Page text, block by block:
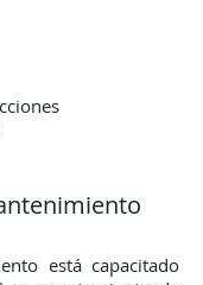
está capacitado